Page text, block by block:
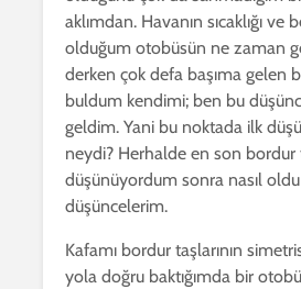
aklımdan. Havanın sıcaklığı ve
olduğum otobüsün ne zaman
derken çok defa başıma gelen
buldum kendimi; ben bu
geldim. Yani bu noktada ilk
neydi? Herhalde en son bordur
düşünüyordum sonra nasıl
düşüncelerim.
Kafamı bordur taşlarının
yola doğru baktığımda bir